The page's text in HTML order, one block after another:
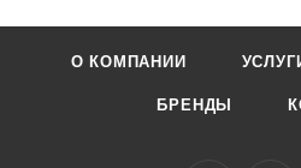
Уровень шума: не более 65 Дб
Вес: 90 г
О КОМПАНИИ
БРЕНДЫ